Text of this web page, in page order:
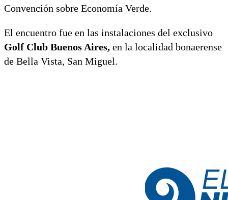
Convención sobre Economía Verde.
El encuentro fue en las instalaciones del exclusivo
Golf Club Buenos Aires, en la localidad bonaerense
de Bella Vista, San Miguel.